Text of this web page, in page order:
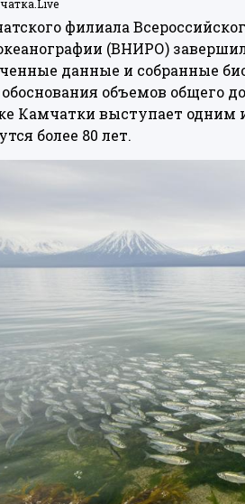
филиала
(ВНИРО)
данные и собранные
объемов общего
Камчатки выступает
более 80 лет.